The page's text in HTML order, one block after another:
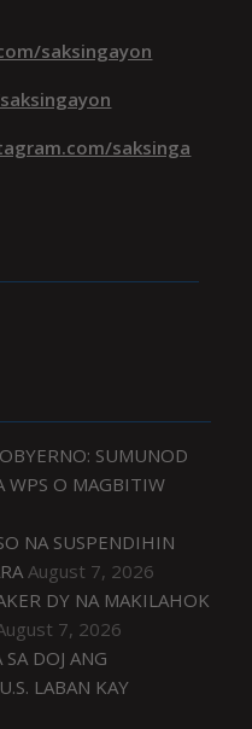
saksingayon
saksinga
SUMUNOD
WPS O MAGBITIW
NA SUSPENDIHIN
August 7, 2026
DY NA MAKILAHOK
7, 2026
DOJ ANG
LABAN KAY